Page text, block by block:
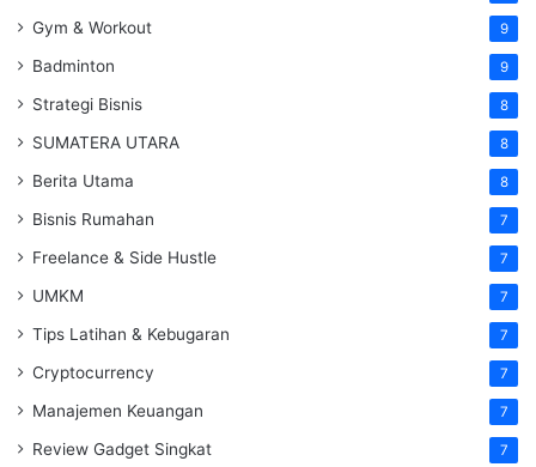
Gym & Workout 9
Badminton 9
Strategi Bisnis 8
SUMATERA UTARA 8
Berita Utama 8
Bisnis Rumahan 7
Freelance & Side Hustle 7
UMKM 7
Tips Latihan & Kebugaran 7
Cryptocurrency 7
Manajemen Keuangan 7
Review Gadget Singkat 7